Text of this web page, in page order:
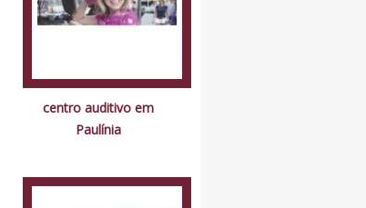
centro auditivo em
Paulínia